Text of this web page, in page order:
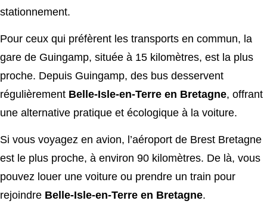
stationnement.
Pour ceux qui préfèrent les transports en commun, la
gare de Guingamp, située à 15 kilomètres, est la plus
proche. Depuis Guingamp, des bus desservent
régulièrement Belle-Isle-en-Terre en Bretagne, offrant
une alternative pratique et écologique à la voiture.
Si vous voyagez en avion, l’aéroport de Brest Bretagne
est le plus proche, à environ 90 kilomètres. De là, vous
pouvez louer une voiture ou prendre un train pour
rejoindre Belle-Isle-en-Terre en Bretagne.